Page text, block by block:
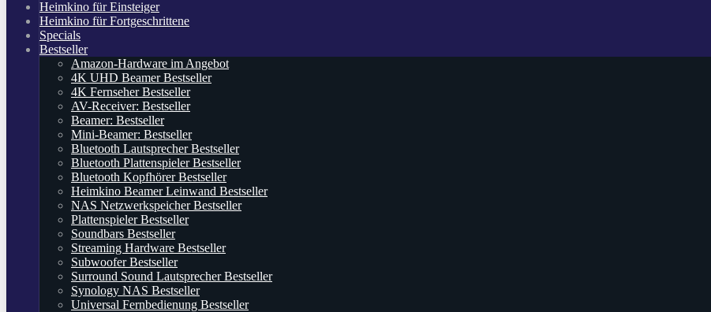
Heimkino für Einsteiger
Heimkino für Fortgeschrittene
Specials
Bestseller
Amazon-Hardware im Angebot
4K UHD Beamer Bestseller
4K Fernseher Bestseller
AV-Receiver: Bestseller
Beamer: Bestseller
Mini-Beamer: Bestseller
Bluetooth Lautsprecher Bestseller
Bluetooth Plattenspieler Bestseller
Bluetooth Kopfhörer Bestseller
Heimkino Beamer Leinwand Bestseller
NAS Netzwerkspeicher Bestseller
Plattenspieler Bestseller
Soundbars Bestseller
Streaming Hardware Bestseller
Subwoofer Bestseller
Surround Sound Lautsprecher Bestseller
Synology NAS Bestseller
Universal Fernbedienung Bestseller